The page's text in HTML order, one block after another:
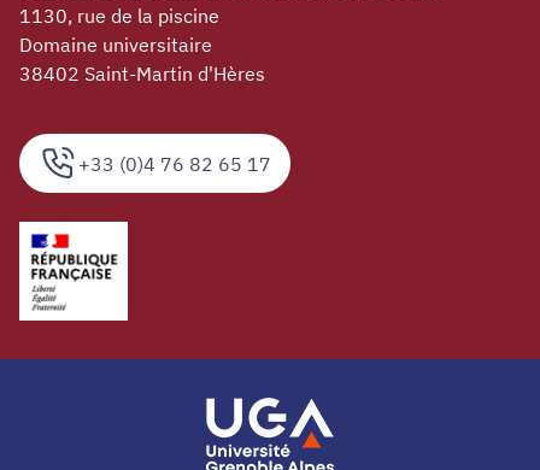
+33 (0)4 76 82 65 17
1130, rue de la piscine
Domaine universitaire
38402 Saint-Martin d'Hères